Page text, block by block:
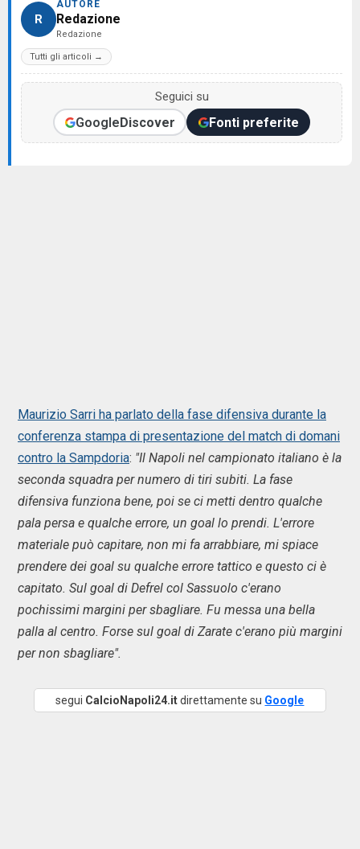
R
AUTORE
Redazione
Redazione
Tutti gli articoli →
Seguici su
GoogleDiscover Fonti preferite
Maurizio Sarri ha parlato della fase difensiva durante la
conferenza stampa di presentazione del match di domani
contro la Sampdoria: "Il Napoli nel campionato italiano è la
seconda squadra per numero di tiri subiti. La fase
difensiva funziona bene, poi se ci metti dentro qualche
pala persa e qualche errore, un goal lo prendi. L'errore
materiale può capitare, non mi fa arrabbiare, mi spiace
prendere dei goal su qualche errore tattico e questo ci è
capitato. Sul goal di Defrel col Sassuolo c'erano
pochissimi margini per sbagliare. Fu messa una bella
palla al centro. Forse sul goal di Zarate c'erano più margini
per non sbagliare".
segui CalcioNapoli24.itdirettamente su Google